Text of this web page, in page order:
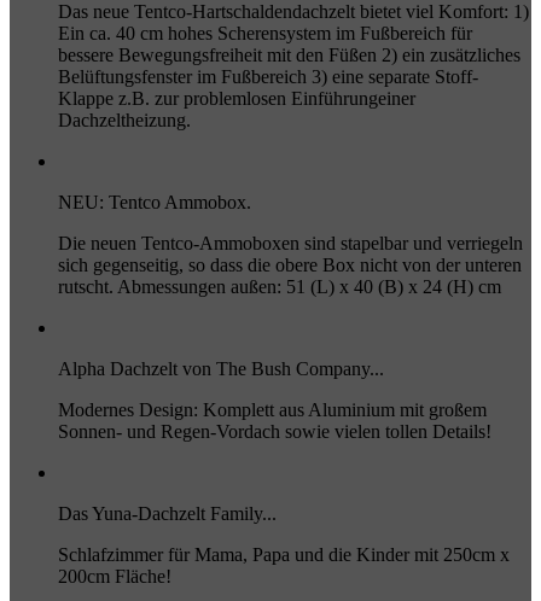
Das neue Tentco-Hartschaldendachzelt bietet viel Komfort: 1)
Ein ca. 40 cm hohes Scherensystem im Fußbereich für
bessere Bewegungsfreiheit mit den Füßen 2) ein zusätzliches
Belüftungsfenster im Fußbereich 3) eine separate Stoff-
Klappe z.B. zur problemlosen Einführungeiner
Dachzeltheizung.
NEU: Tentco Ammobox.
Die neuen Tentco-Ammoboxen sind stapelbar und verriegeln
sich gegenseitig, so dass die obere Box nicht von der unteren
rutscht. Abmessungen außen: 51 (L) x 40 (B) x 24 (H) cm
Alpha Dachzelt von The Bush Company...
Modernes Design: Komplett aus Aluminium mit großem
Sonnen- und Regen-Vordach sowie vielen tollen Details!
Das Yuna-Dachzelt Family...
Schlafzimmer für Mama, Papa und die Kinder mit 250cm x
200cm Fläche!